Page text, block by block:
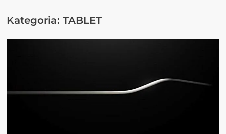
Kategoria: TABLET